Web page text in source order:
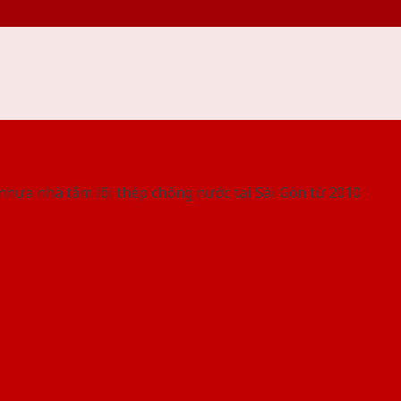
nhà tắm lõi thép chống nước tại Sài Gòn từ 2010